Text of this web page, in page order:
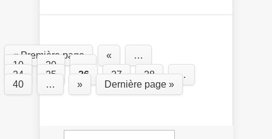
« Première page «
…
10
20
…
24
25 26 27 28
…
40
… » Dernière page »
Rechercher :